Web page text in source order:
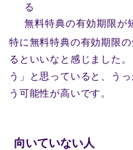
る
無料特典の有効期限が
特に無料特典の有効期限
るといいなと感じました
う」と思っていると、う
う可能性が高いです。
向いていない人